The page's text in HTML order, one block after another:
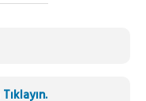
Tıklayın.